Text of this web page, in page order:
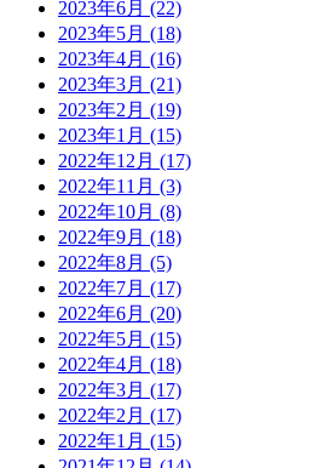
2023年6月 (22)
2023年5月 (18)
2023年4月 (16)
2023年3月 (21)
2023年2月 (19)
2023年1月 (15)
2022年12月 (17)
2022年11月 (3)
2022年10月 (8)
2022年9月 (18)
2022年8月 (5)
2022年7月 (17)
2022年6月 (20)
2022年5月 (15)
2022年4月 (18)
2022年3月 (17)
2022年2月 (17)
2022年1月 (15)